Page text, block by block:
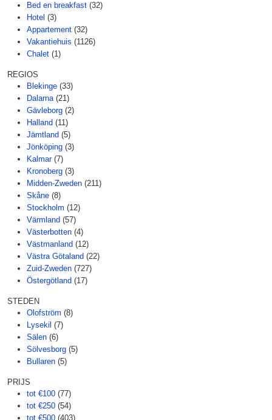
Bed en breakfast (32)
Hotel (3)
Appartement (32)
Vakantiehuis (1126)
Chalet (1)
REGIOS
Blekinge (33)
Dalarna (21)
Gävleborg (2)
Halland (11)
Jämtland (5)
Jönköping (3)
Kalmar (7)
Kronoberg (3)
Midden-Zweden (211)
Skåne (8)
Stockholm (12)
Värmland (57)
Västerbotten (4)
Västmanland (12)
Västra Götaland (22)
Zuid-Zweden (727)
Östergötland (17)
STEDEN
Olofström (8)
Lysekil (7)
Sälen (6)
Sölvesborg (5)
Bullaren (5)
PRIJS
tot €100 (77)
tot €250 (54)
tot €500 (403)